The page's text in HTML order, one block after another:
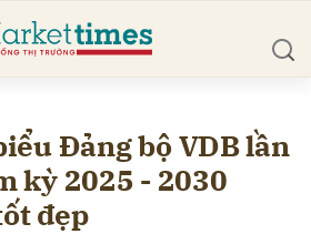
Đảng bộ VDB lần
kỳ 2025 - 2030
đẹp